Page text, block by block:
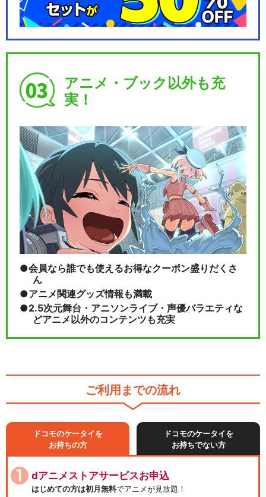
アニメ・ブック以外も充
実！
会員なら誰でも使えるお得なクーポン盛りだくさ
ん
アニメ関連グッズ情報も満載
2.5次元舞台・アニソンライブ・声優バラエティな
どアニメ以外のコンテンツも充実
ご利用までの流れ
ドコモのケータイを
お持ちの方
ドコモのケータイを
お持ちでない方
dアニメストアサービスお申込
はじめての方は初月無料でアニメが見放題！